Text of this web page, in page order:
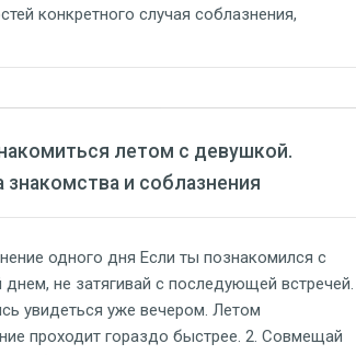
конкретного случая соблазнения,
сбой”, и молодой человек не сразу
летом с девушкой.
знакомства и соблазнения
одного дня Если ты познакомился с
не затягивай с последующей встречей.
увидеться уже вечером. Летом
проходит гораздо быстрее. 2. Совмещай